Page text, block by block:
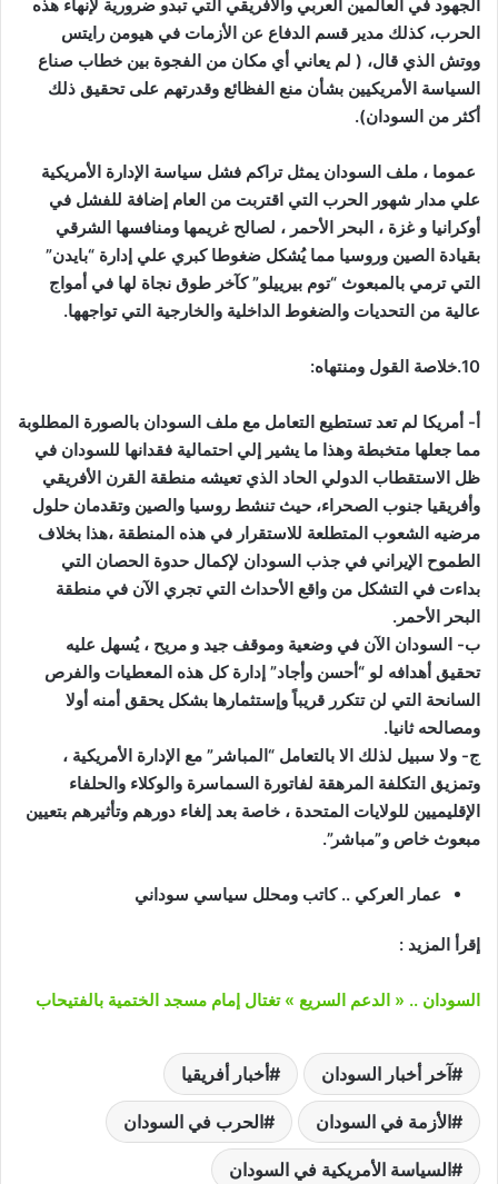
الجهود في العالمين العربي والأفريقي التي تبدو ضرورية لإنهاء هذه
الحرب، كذلك مدير قسم الدفاع عن الأزمات في هيومن رايتس
ووتش الذي قال، ( لم يعاني أي مكان من الفجوة بين خطاب صناع
السياسة الأمريكيين بشأن منع الفظائع وقدرتهم على تحقيق ذلك
أكثر من السودان).
عموما ، ملف السودان يمثل تراكم فشل سياسة الإدارة الأمريكية
علي مدار شهور الحرب التي اقتربت من العام إضافة للفشل في
أوكرانيا و غزة ، البحر الأحمر ، لصالح غريمها ومنافسها الشرقي
بقيادة الصين وروسيا مما يُشكل ضغوطا كبري علي إدارة “بايدن”
التي ترمي بالمبعوث “توم بيرييلو” كآخر طوق نجاة لها في أمواج
عالية من التحديات والضغوط الداخلية والخارجية التي تواجهها.
10.خلاصة القول ومنتهاه:
أ‌- أمريكا لم تعد تستطيع التعامل مع ملف السودان بالصورة المطلوبة
مما جعلها متخبطة وهذا ما يشير إلي احتمالية فقدانها للسودان في
ظل الاستقطاب الدولي الحاد الذي تعيشه منطقة القرن الأفريقي
وأفريقيا جنوب الصحراء، حيث تنشط روسيا والصين وتقدمان حلول
مرضيه الشعوب المتطلعة للاستقرار في هذه المنطقة ،هذا بخلاف
الطموح الإيراني في جذب السودان لإكمال حدوة الحصان التي
بداءت في التشكل من واقع الأحداث التي تجري الآن في منطقة
البحر الأحمر.
ب‌- السودان الآن في وضعية وموقف جيد و مريح ، يُسهل عليه
تحقيق أهدافه لو “أحسن وأجاد” إدارة كل هذه المعطيات والفرص
السانحة التي لن تتكرر قريباً وإستثمارها بشكل يحقق أمنه أولا
ومصالحه ثانيا.
ج- ولا سبيل لذلك الا بالتعامل “المباشر” مع الإدارة الأمريكية ،
وتمزيق التكلفة المرهقة لفاتورة السماسرة والوكلاء والحلفاء
الإقليميين للولايات المتحدة ، خاصة بعد إلغاء دورهم وتأثيرهم بتعيين
مبعوث خاص و”مباشر”.
عمار العركي .. كاتب ومحلل سياسي سوداني
إقرأ المزيد :
السودان .. « الدعم السريع » تغتال إمام مسجد الختمية بالفتيحاب
آخر أخبار السودان أخبار أفريقيا
الأزمة في السودان الحرب في السودان
السياسة الأمريكية في السودان